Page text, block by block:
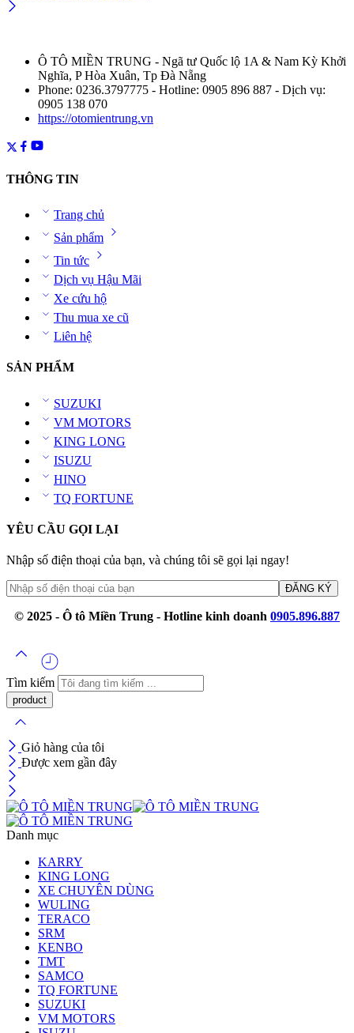
Ô TÔ MIỀN TRUNG - Ngã tư Quốc lộ 1A & Nam Kỳ Khởi
Nghĩa, P Hòa Xuân, Tp Đà Nẵng
Phone: 0236.3797775 - Hotline: 0905 896 887 - Dịch vụ:
0905 138 070
https://otomientrung.vn
THÔNG TIN
Trang chủ
Sản phẩm
Tin tức
Dịch vụ Hậu Mãi
Xe cứu hộ
Thu mua xe cũ
Liên hệ
SẢN PHẨM
SUZUKI
VM MOTORS
KING LONG
ISUZU
HINO
TQ FORTUNE
YÊU CẦU GỌI LẠI
Nhập số điện thoại của bạn, và chúng tôi sẽ gọi lại ngay!
© 2025 - Ô tô Miền Trung - Hotline kinh doanh 0905.896.887
Tìm kiếm
Giỏ hàng của tôi
Được xem gần đây
Danh mục
KARRY
KING LONG
XE CHUYÊN DÙNG
WULING
TERACO
SRM
KENBO
TMT
SAMCO
TQ FORTUNE
SUZUKI
VM MOTORS